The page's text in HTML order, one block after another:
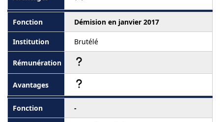
Démision en janvier 2017
Brutélé
-